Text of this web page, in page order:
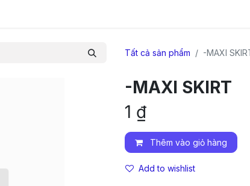
Tất cả sản phẩm -MAXI
-MAXI SKIRT
1 ₫
Thêm vào giỏ hàng
Add to wishlist